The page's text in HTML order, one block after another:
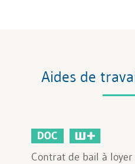
Aides de
DOC
Contrat de bail à